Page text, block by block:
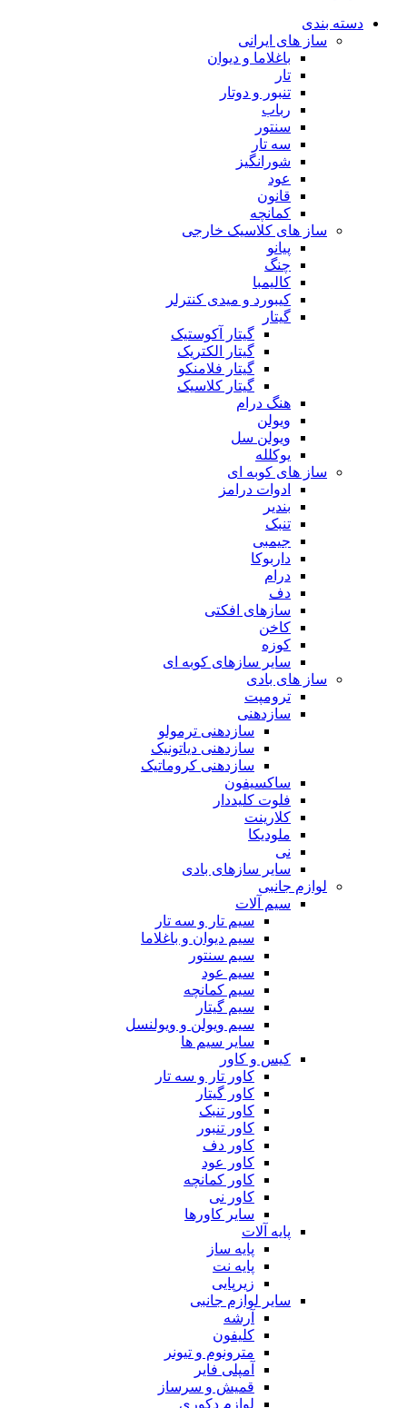
دسته بندی
ساز های ایرانی
باغلاما و دیوان
تار
تنبور و دوتار
رباب
سنتور
سه تار
شورانگیز
عود
قانون
کمانچه
ساز های کلاسیک خارجی
پیانو
چنگ
کالیمبا
کیبورد و میدی کنترلر
گیتار
گیتار آکوستیک
گیتار الکتریک
گیتار فلامنکو
گیتار کلاسیک
هنگ درام
ویولن
ویولن سل
یوکلله
ساز های کوبه ای
ادوات درامز
بندیر
تنبک
جیمبی
داربوکا
درام
دف
سازهای افکتی
کاخن
کوزه
سایر سازهای کوبه ای
ساز های بادی
ترومپت
سازدهنی
سازدهنی ترمولو
سازدهنی دیاتونیک
سازدهنی کروماتیک
ساکسیفون
فلوت کلیددار
کلارینت
ملودیکا
نی
سایر سازهای بادی
لوازم جانبی
سیم آلات
سیم تار و سه تار
سیم دیوان و باغلاما
سیم سنتور
سیم عود
سیم کمانچه
سیم گیتار
سیم ویولن و ویولنسل
سایر سیم ها
کیس و کاور
کاور تار و سه تار
کاور گیتار
کاور تنبک
کاور تنبور
کاور دف
کاور عود
کاور کمانچه
کاور نی
سایر کاورها
پایه آلات
پایه ساز
پایه نت
زیرپایی
سایر لوازم جانبی
آرشه
کلیفون
مترونوم و تیونر
آمپلی فایر
قمیش و سرساز
لوازم دکوری